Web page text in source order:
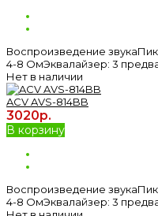
Воспроизведение
4-8 ОмЭквалайзер: 3
Нет в наличии
ACV AVS-814BB
3020р.
В корзину
Воспроизведение
4-8 ОмЭквалайзер: 3